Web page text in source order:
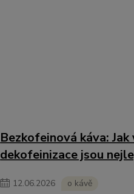
Bezkofeinová káva:
dekofeinizace jsou
12.06.2026 o kávě